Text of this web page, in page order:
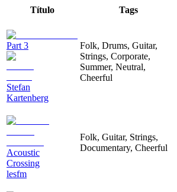
Título Tags
Part 3
Stefan
Kartenberg
Folk, Drums, Guitar,
Strings, Corporate,
Summer, Neutral,
Cheerful
Acoustic
Crossing
lesfm
Folk, Guitar, Strings,
Documentary, Cheerful